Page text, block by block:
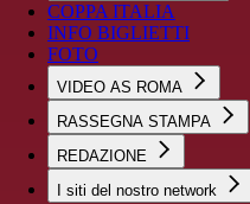
COPPA ITALIA
INFO BIGLIETTI
FOTO
VIDEO AS ROMA
RASSEGNA STAMPA
REDAZIONE
I siti del nostro network